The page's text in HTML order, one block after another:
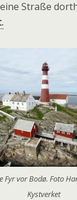
Straße
Fyr vor Bodø. Foto
Kystverket